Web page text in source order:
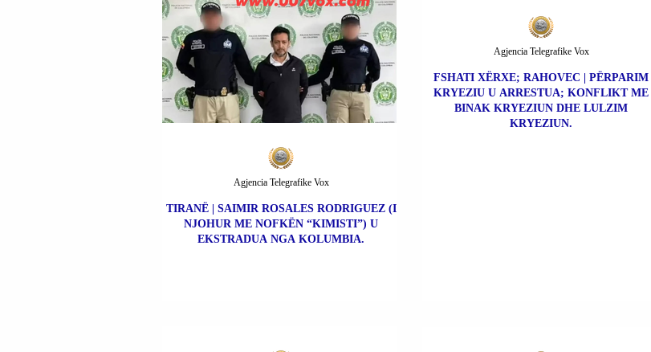
TIRANË | SAIMIR ROSALES RODRIGUEZ (I
NJOHUR ME NOFKËN “KIMISTI”) U
EKSTRADUA NGA KOLUMBIA.
Agjencia Telegrafike Vox
FSHATI XËRXE; RAHOVEC | PËRPARIM
KRYEZIU U ARRESTUA; KONFLIKT ME
BINAK KRYEZIUN DHE LULZIM
KRYEZIUN.
Agjencia Telegrafike Vox